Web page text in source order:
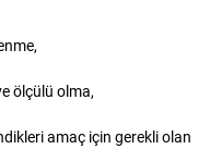
ölçülü olma,
amaç için gerekli olan